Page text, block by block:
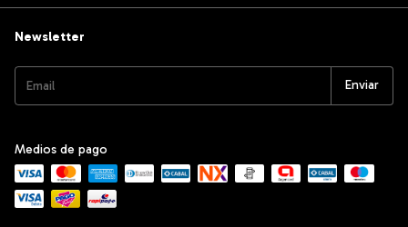
Newsletter
Medios de pago